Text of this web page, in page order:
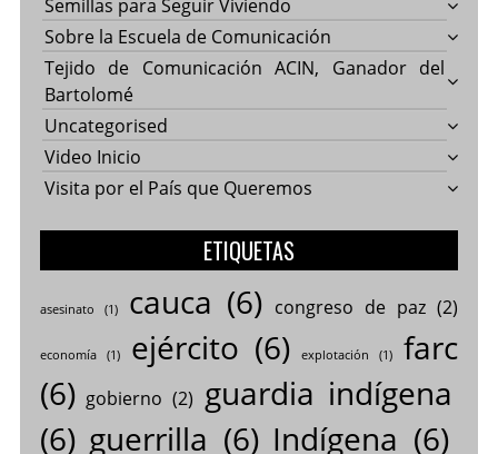
Semillas para Seguir Viviendo
Sobre la Escuela de Comunicación
Tejido de Comunicación ACIN, Ganador del
Bartolomé
Uncategorised
Video Inicio
Visita por el País que Queremos
ETIQUETAS
asesinato (1) cauca (6) congreso de paz(2)
economía(1) ejército (6) explotación (1)
farc
(6) gobierno (2) guardia indígena
(6) guerrilla (6) Indígena (6)